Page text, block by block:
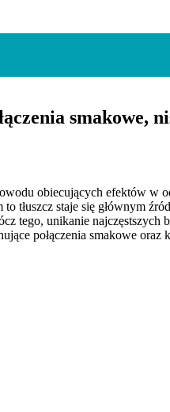
smakowe,
obiecujących efektów w
staje się głównym
tego, unikanie
połączenia smakowe